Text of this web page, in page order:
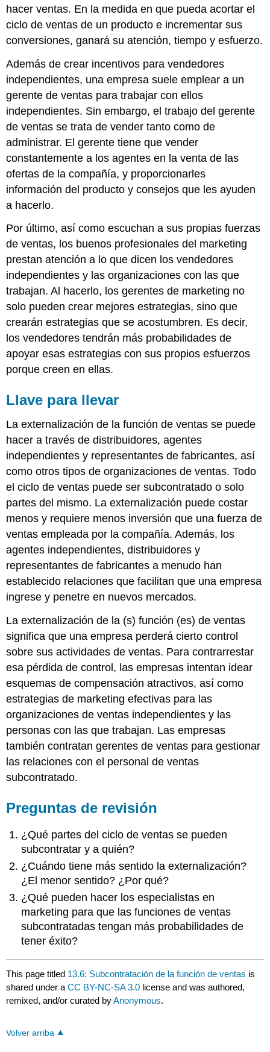
hacer ventas. En la medida en que pueda acortar el
ciclo de ventas de un producto e incrementar sus
conversiones, ganará su atención, tiempo y esfuerzo.
Además de crear incentivos para vendedores
independientes, una empresa suele emplear a un
gerente de ventas para trabajar con ellos
independientes. Sin embargo, el trabajo del gerente
de ventas se trata de vender tanto como de
administrar. El gerente tiene que vender
constantemente a los agentes en la venta de las
ofertas de la compañía, y proporcionarles
información del producto y consejos que les ayuden
a hacerlo.
Por último, así como escuchan a sus propias fuerzas
de ventas, los buenos profesionales del marketing
prestan atención a lo que dicen los vendedores
independientes y las organizaciones con las que
trabajan. Al hacerlo, los gerentes de marketing no
solo pueden crear mejores estrategias, sino que
crearán estrategias que se acostumbren. Es decir,
los vendedores tendrán más probabilidades de
apoyar esas estrategias con sus propios esfuerzos
porque creen en ellas.
Llave para llevar
La externalización de la función de ventas se puede
hacer a través de distribuidores, agentes
independientes y representantes de fabricantes, así
como otros tipos de organizaciones de ventas. Todo
el ciclo de ventas puede ser subcontratado o solo
partes del mismo. La externalización puede costar
menos y requiere menos inversión que una fuerza de
ventas empleada por la compañía. Además, los
agentes independientes, distribuidores y
representantes de fabricantes a menudo han
establecido relaciones que facilitan que una empresa
ingrese y penetre en nuevos mercados.
La externalización de la (s) función (es) de ventas
significa que una empresa perderá cierto control
sobre sus actividades de ventas. Para contrarrestar
esa pérdida de control, las empresas intentan idear
esquemas de compensación atractivos, así como
estrategias de marketing efectivas para las
organizaciones de ventas independientes y las
personas con las que trabajan. Las empresas
también contratan gerentes de ventas para gestionar
las relaciones con el personal de ventas
subcontratado.
Preguntas de revisión
¿Qué partes del ciclo de ventas se pueden
subcontratar y a quién?
¿Cuándo tiene más sentido la externalización?
¿El menor sentido? ¿Por qué?
¿Qué pueden hacer los especialistas en
marketing para que las funciones de ventas
subcontratadas tengan más probabilidades de
tener éxito?
This page titled 13.6: Subcontratación de la función de ventas is
shared under aCC BY-NC-SA 3.0 license and was authored,
remixed, and/or curated byAnonymous.
Volver arriba